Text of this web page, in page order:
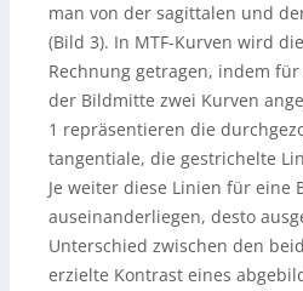
man von der sagittalen und
(Bild 3). In MTF-Kurven wird
Rechnung getragen, indem
der Bildmitte zwei Kurven
1 repräsentieren die
tangentiale, die gestrichelte
Je weiter diese Linien für eine
auseinanderliegen, desto
Unterschied zwischen den
erzielte Kontrast eines